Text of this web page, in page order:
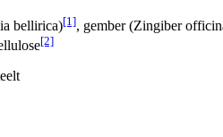
bellirica)[1], gember (Zingiber
[2]